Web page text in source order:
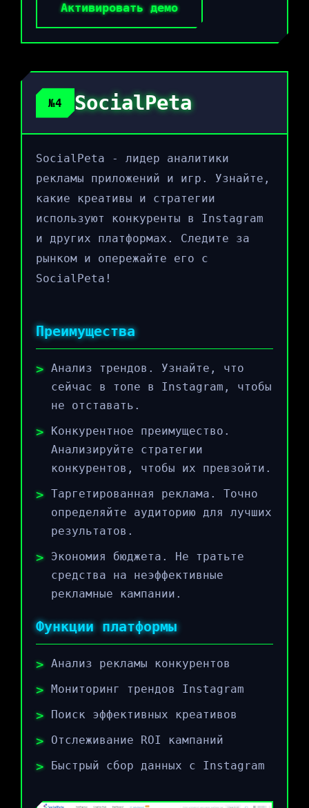
Активировать демо
№4 SocialPeta
SocialPeta - лидер аналитики
рекламы приложений и игр. Узнайте,
какие креативы и стратегии
используют конкуренты в Instagram
и других платформах. Следите за
рынком и опережайте его с
SocialPeta!
Преимущества
Анализ трендов. Узнайте, что
сейчас в топе в Instagram, чтобы
не отставать.
Конкурентное преимущество.
Анализируйте стратегии
конкурентов, чтобы их превзойти.
Таргетированная реклама. Точно
определяйте аудиторию для лучших
результатов.
Экономия бюджета. Не тратьте
средства на неэффективные
рекламные кампании.
Функции платформы
Анализ рекламы конкурентов
Мониторинг трендов Instagram
Поиск эффективных креативов
Отслеживание ROI кампаний
Быстрый сбор данных с Instagram